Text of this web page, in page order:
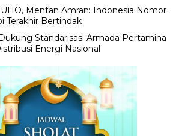
Mentan Amran: Indonesia Nomor
Terakhir Bertindak
Standarisasi Armada Pertamina
Energi Nasional